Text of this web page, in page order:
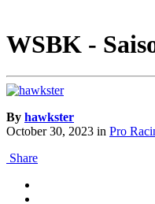
WSBK -
By hawkster
October 30, 2023 in Pro
Share